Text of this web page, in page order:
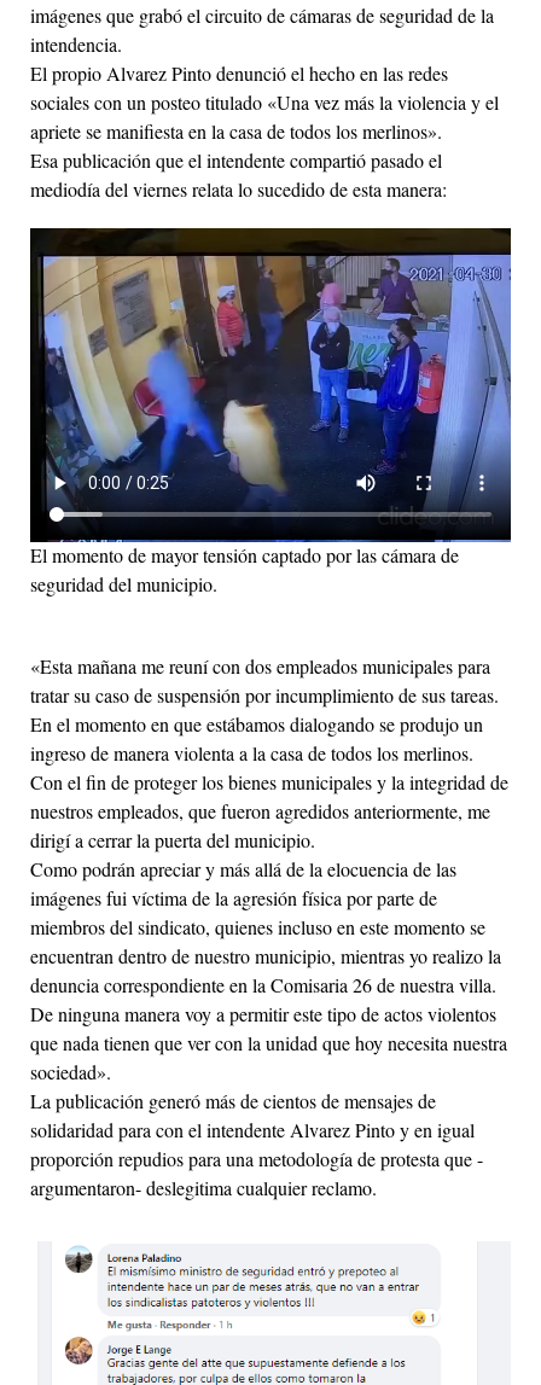
imágenes que grabó el circuito de cámaras de seguridad de la
intendencia.
El propio Alvarez Pinto denunció el hecho en las redes
sociales con un posteo titulado «Una vez más la violencia y el
apriete se manifiesta en la casa de todos los merlinos».
Esa publicación que el intendente compartió pasado el
mediodía del viernes relata lo sucedido de esta manera:
El momento de mayor tensión captado por las cámara de
seguridad del municipio.
«Esta mañana me reuní con dos empleados municipales para
tratar su caso de suspensión por incumplimiento de sus tareas.
En el momento en que estábamos dialogando se produjo un
ingreso de manera violenta a la casa de todos los merlinos.
Con el fin de proteger los bienes municipales y la integridad de
nuestros empleados, que fueron agredidos anteriormente, me
dirigí a cerrar la puerta del municipio.
Como podrán apreciar y más allá de la elocuencia de las
imágenes fui víctima de la agresión física por parte de
miembros del sindicato, quienes incluso en este momento se
encuentran dentro de nuestro municipio, mientras yo realizo la
denuncia correspondiente en la Comisaria 26 de nuestra villa.
De ninguna manera voy a permitir este tipo de actos violentos
que nada tienen que ver con la unidad que hoy necesita nuestra
sociedad».
La publicación generó más de cientos de mensajes de
solidaridad para con el intendente Alvarez Pinto y en igual
proporción repudios para una metodología de protesta que -
argumentaron- deslegitima cualquier reclamo.